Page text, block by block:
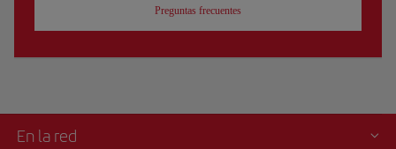
Preguntas frecuentes
En la red